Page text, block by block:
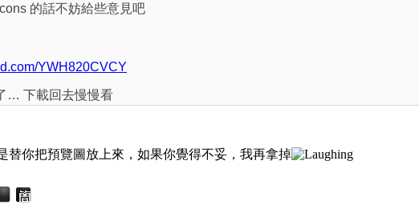
的話不妨給些意見吧
YWH820CVCY
… 下載回去慢慢看
替你把預覽圖放上來，如果你覺得不妥，我再拿掉